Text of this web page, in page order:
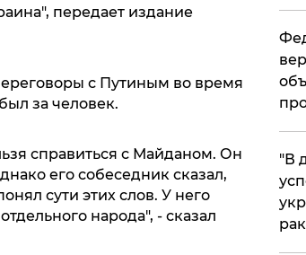
передает издание
с Путиным во время
за человек.
справиться с Майданом. Он
его собеседник сказал,
сути этих слов. У него
народа", - сказал
​"В